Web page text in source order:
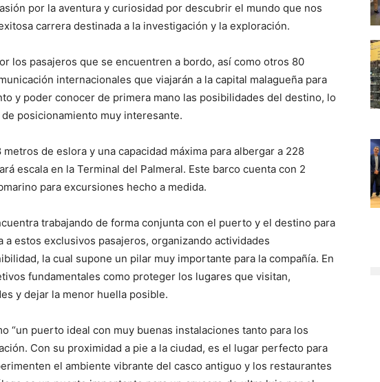
por la aventura y curiosidad por descubrir el mundo que nos
carrera destinada a la investigación y la exploración.
los pasajeros que se encuentren a bordo, así como otros 80
internacionales que viajarán a la capital malagueña para
y poder conocer de primera mano las posibilidades del destino, lo
posicionamiento muy interesante.
de eslora y una capacidad máxima para albergar a 228
escala en la Terminal del Palmeral. Este barco cuenta con 2
para excursiones hecho a medida.
trabajando de forma conjunta con el puerto y el destino para
estos exclusivos pasajeros, organizando actividades
la cual supone un pilar muy importante para la compañía. En
fundamentales como proteger los lugares que visitan,
y dejar la menor huella posible.
“un puerto ideal con muy buenas instalaciones tanto para los
Con su proximidad a pie a la ciudad, es el lugar perfecto para
el ambiente vibrante del casco antiguo y los restaurantes